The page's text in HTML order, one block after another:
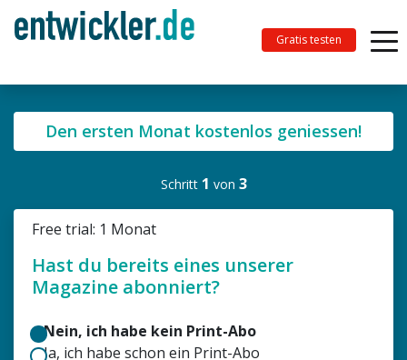
Gratis testen
Den ersten Monat kostenlos geniessen!
Schritt 1 von 3
Free trial: 1 Monat
Hast du bereits eines unserer
Magazine abonniert?
Nein, ich habe kein Print-Abo
Ja, ich habe schon ein Print-Abo